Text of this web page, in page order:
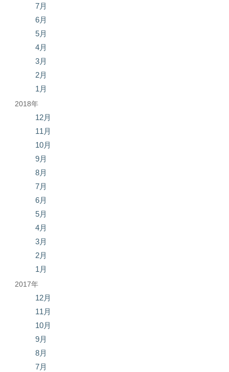
7月
6月
5月
4月
3月
2月
1月
2018年
12月
11月
10月
9月
8月
7月
6月
5月
4月
3月
2月
1月
2017年
12月
11月
10月
9月
8月
7月